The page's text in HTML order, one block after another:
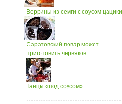
Веррины из семги с соусом цацики
Саратовский повар может
приготовить червяков...
Танцы «под соусом»